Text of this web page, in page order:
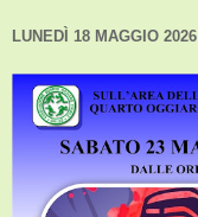
LUNEDÌ 18 MAGGIO 2026